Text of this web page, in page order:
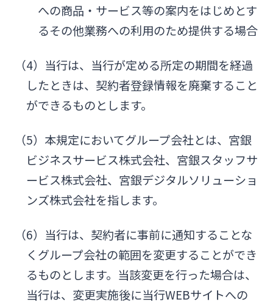
への商品・サービス等の案内をはじめとす
るその他業務への利用のため提供する場合
（4）当行は、当行が定める所定の期間を経過
したときは、契約者登録情報を廃棄すること
ができるものとします。
（5）本規定においてグループ会社とは、宮銀
ビジネスサービス株式会社、宮銀スタッフサ
ービス株式会社、宮銀デジタルソリューショ
ンズ株式会社を指します。
（6）当行は、契約者に事前に通知することな
くグループ会社の範囲を変更することができ
るものとします。当該変更を行った場合は、
当行は、変更実施後に当行WEBサイトへの